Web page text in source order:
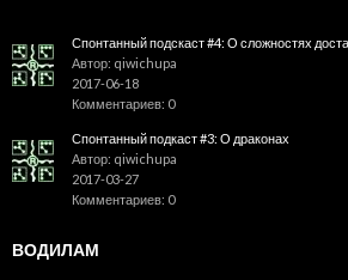
Спонтанный подскаст #4: О сложностях
Автор: qiwichupa
2017-06-18
Комментариев: 0
Спонтанный подкаст #3: О драконах
Автор: qiwichupa
2017-03-27
Комментариев: 0
ВОДИЛАМ